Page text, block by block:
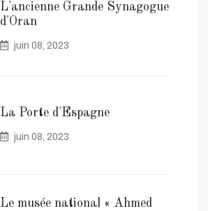
L'ancienne Grande Synagogue
d'Oran
juin 08, 2023
La Porte d'Espagne
juin 08, 2023
Le musée national « Ahmed